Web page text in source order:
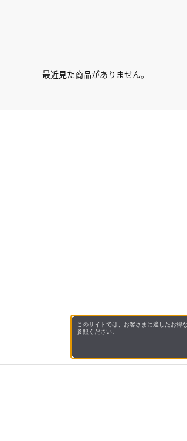
最近見た商品がありません。
このサイトでは、お客さまに適したお得
参照ください。